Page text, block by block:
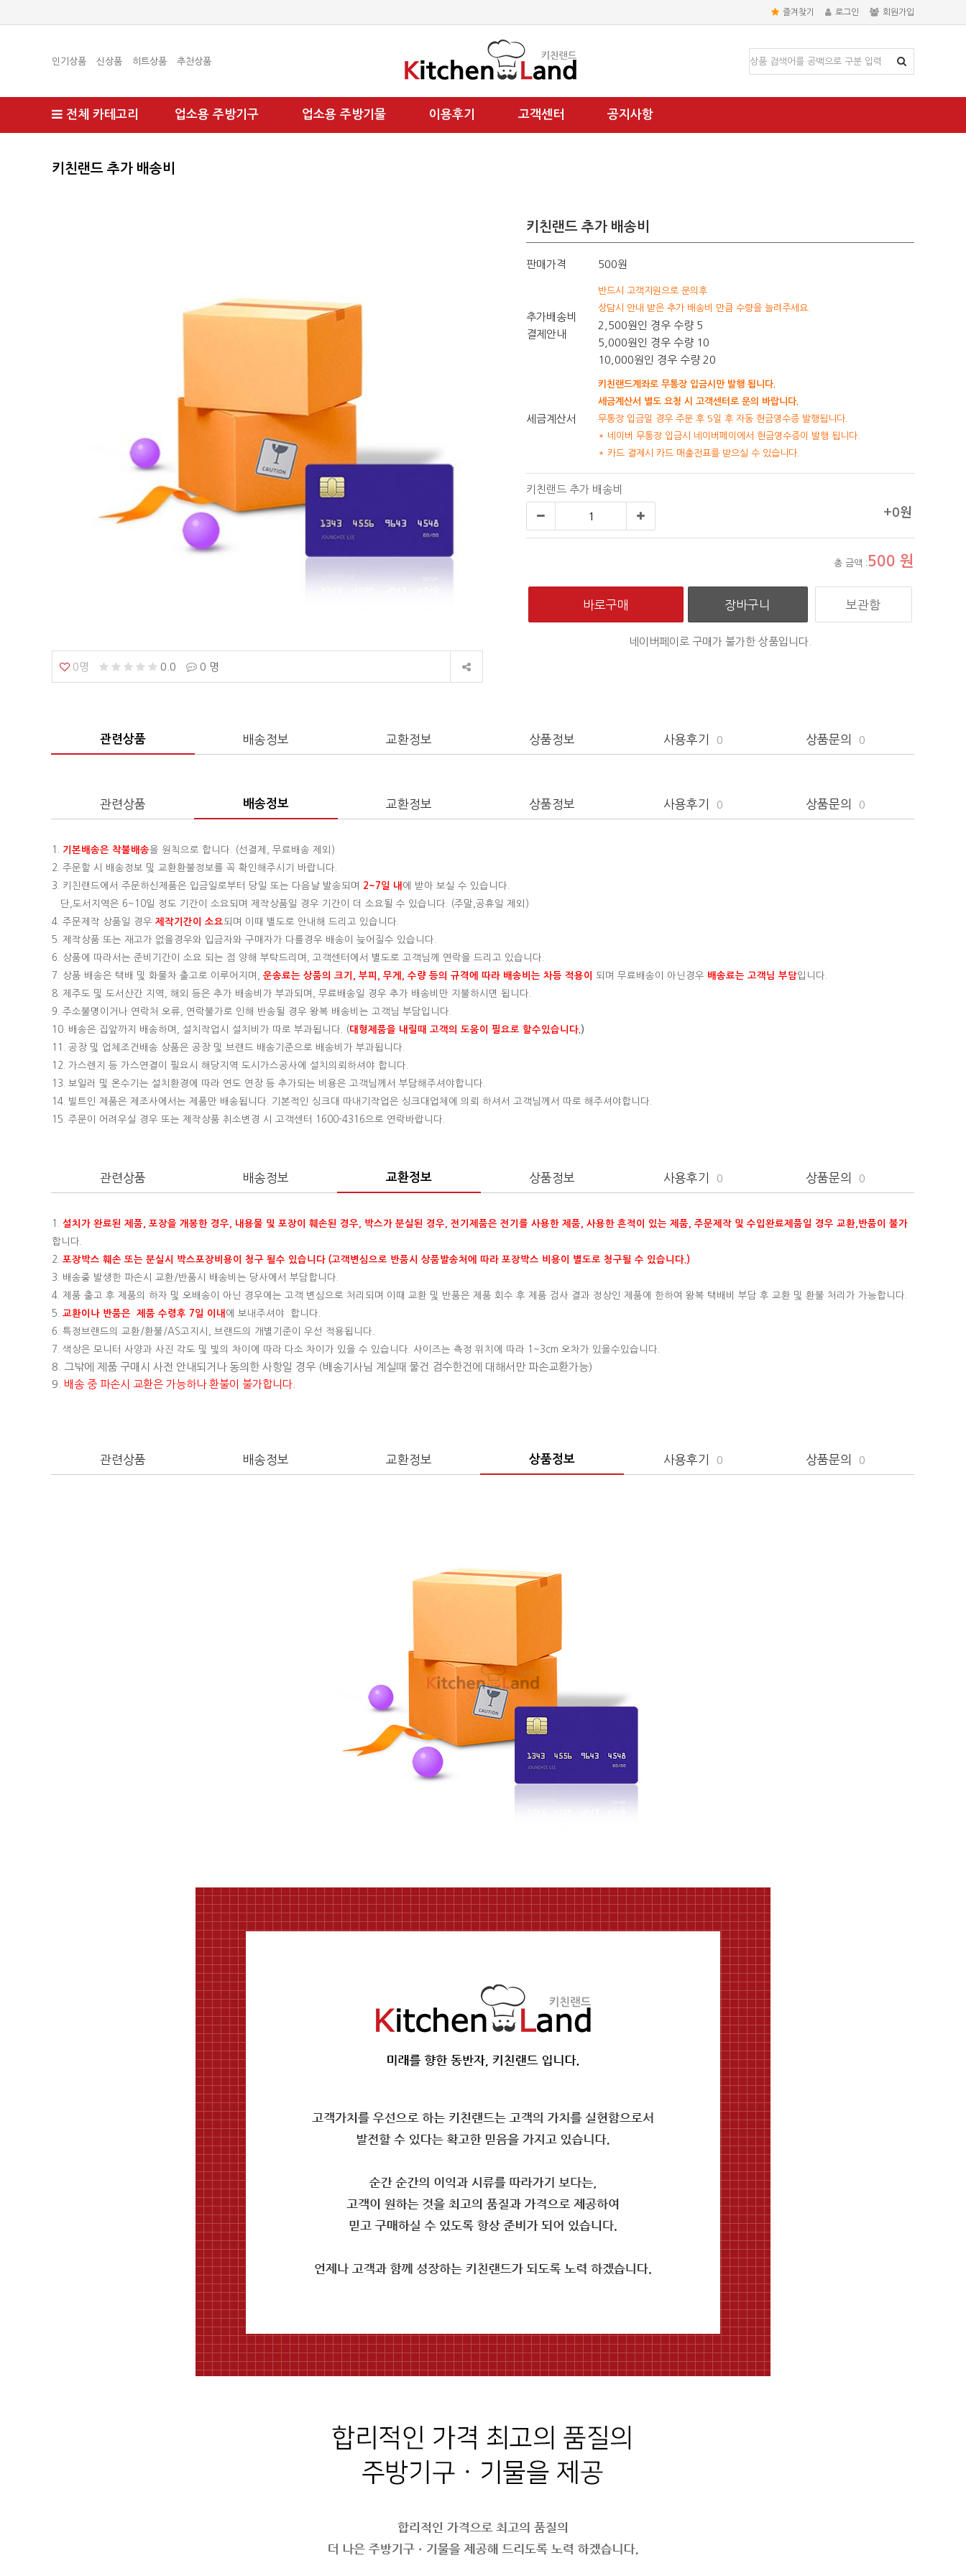
즐겨찾기 로그인 회원가입
인기상품 신상품 히트상품 추천상품
전체 카테고리 업소용 주방기구 업소용 주방기물 이용후기 고객센터 공지사항
키친랜드 추가 배송비
0명 0.0 0 명
키친랜드 추가 배송비
판매가격 500원
추가배송비
결제안내
반드시 고객지원으로 문의후
상담시 안내 받은 추가 배송비 만큼 수량을 늘려주세요.
2,500원인 경우 수량 5
5,000원인 경우 수량 10
10,000원인 경우 수량 20
세금계산서
키친랜드계좌로 무통장 입금시만 발행 됩니다.
세금계산서 별도 요청 시 고객센터로 문의 바랍니다.
무통장 입금일 경우 주문 후 5일 후 자동 현금영수증 발행됩니다.
* 네이버 무통장 입금시 네이버페이에서 현금영수증이 발행 됩니다.
* 카드 결제시 카드 매출전표를 받으실 수 있습니다.
키친랜드 추가 배송비
+0원
총 금액 : 500 원
보관함
네이버페이로 구매가 불가한 상품입니다.
관련상품 배송정보 교환정보 상품정보 사용후기 0 상품문의 0
관련상품 배송정보 교환정보 상품정보 사용후기 0 상품문의 0
1. 기본배송은 착불배송을 원칙으로 합니다. (선결제, 무료배송 제외)
2. 주문할 시 배송정보 및 교환환불정보를 꼭 확인해주시기 바랍니다.
3. 키친랜드에서 주문하신제품은 입금일로부터 당일 또는 다음날 발송되며
2~7일 내 에 받아 보실 수 있습니다.
단,도서지역은 6~10일 정도 기간이 소요되며 제작상품일 경우 기간이 더 소요될 수 있습니다. (주말,공휴일 제외)
4. 주문제작 상품일 경우 제작기간이 소요되며 이때 별도로 안내해 드리고 있습니다.
5. 제작상품 또는 재고가 없을경우와 입금자와 구매자가 다를경우 배송이 늦어질수 있습니다.
6. 상품에 따라서는 준비기간이 소요 되는 점 양해 부탁드리며, 고객센터에서 별도로 고객님께 연락을 드리고 있습니다.
7. 상품 배송은 택배 및 화물차 출고로 이루어지며, 운송료는 상품의 크기, 부피, 무게, 수량 등의 규격에 따라 배송비는 차등 적용이 되며 무료배송이 아닌경우 배송료는 고객님 부담입니다.
8. 제주도 및 도서산간 지역, 해외 등은 추가 배송비가 부과되며, 무료배송일 경우 추가 배송비만 지불하시면 됩니다.
9. 주소불명이거나 연락처 오류, 연락불가로 인해 반송될 경우 왕복 배송비는 고객님 부담입니다.
10. 배송은 집앞까지 배송하며, 설치작업시 설치비가 따로 부과됩니다. (대형제품을 내릴때 고객의 도움이 필요로 할수있습니다. )
11. 공장 및 업체조건배송 상품은 공장 및 브랜드 배송기준으로 배송비가 부과됩니다.
12. 가스렌지 등 가스연결이 필요시 해당지역 도시가스공사에 설치의뢰하셔야 합니다.
13. 보일러 및 온수기는 설치환경에 따라 연도 연장 등 추가되는 비용은 고객님께서 부담해주셔야합니다.
14. 빌트인 제품은 제조사에서는 제품만 배송됩니다. 기본적인 싱크대 따내기작업은 싱크대업체에 의뢰 하셔서 고객님께서 따로 해주셔야합니다.
15. 주문이 어려우실 경우 또는 제작상품 취소변경 시 고객센터 1600-4316으로 연락바랍니다.
관련상품 배송정보 교환정보 상품정보 사용후기 0 상품문의 0
1. 설치가 완료된 제품, 포장을 개봉한 경우, 내용물 및 포장이 훼손된 경우, 박스가 분실된 경우, 전기제품은 전기를 사용한 제품, 사용한 흔적이 있는 제품, 주문제작 및 수입완료제품일 경우 교환,반품이 불가
합니다.
2. 포장박스 훼손 또는 분실시 박스포장비용이 청구 될수 있습니다 (고객변심으로 반품시 상품발송처에 따라 포장박스 비용이 별도로 청구될 수 있습니다.)
3. 배송중 발생한 파손시 교환/반품시 배송비는 당사에서 부담합니다.
4. 제품 출고 후 제품의 하자 및 오배송이 아닌 경우에는 고객 변심으로 처리되며 이때 교환 및 반품은 제품 회수 후 제품 검사 결과 정상인 제품에 한하여 왕복 택배비 부담 후 교환 및 환불 처리가 가능합니다.
5. 교환이나 반품은 제품 수령후 7일 이내 에 보내주셔야 합니다.
6. 특정브랜드의 교환/환불/AS고지시, 브랜드의 개별기준이 우선 적용됩니다.
7. 색상은 모니터 사양과 사진 각도 및 빛의 차이에 따라 다소 차이가 있을 수 있습니다. 사이즈는 측정 위치에 따라 1~3cm 오차가 있을수있습니다.
8. 그밖에 제품 구매시 사전 안내되거나 동의한 사항일 경우 (배송기사님 계실때 물건 검수한건에 대해서만 파손교환가능)
9. 배송 중 파손시 교환은 가능하나 환불이 불가합니다.
관련상품 배송정보 교환정보 상품정보 사용후기 0 상품문의 0